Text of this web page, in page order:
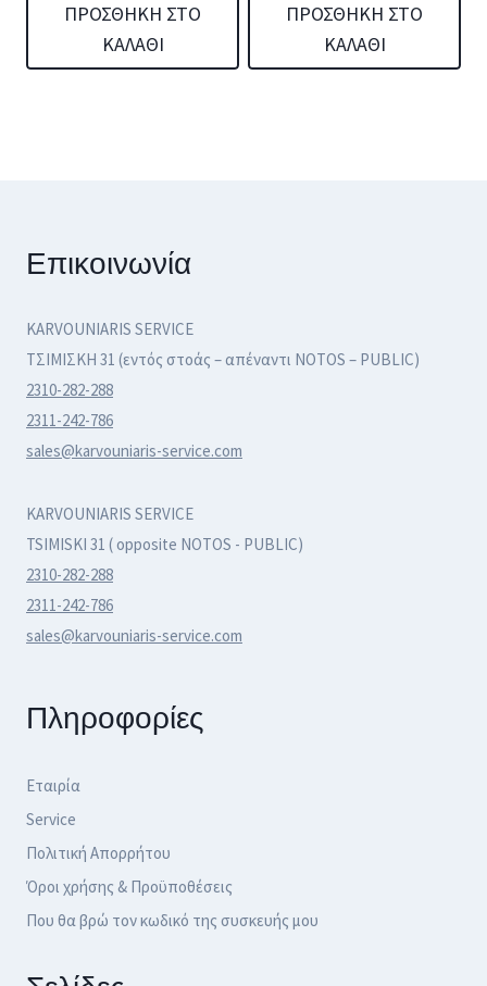
ΠΡΟΣΘΉΚΗ ΣΤΟ
ΚΑΛΆΘΙ
ΠΡΟΣΘΉΚΗ ΣΤΟ
ΚΑΛΆΘΙ
Επικοινωνία
KARVOUNIARIS SERVICE
ΤΣΙΜΙΣΚΗ 31 (εντός στοάς – απέναντι NOTOS – PUBLIC)
2310-282-288
2311-242-786
sales@karvouniaris-service.com
KARVOUNIARIS SERVICE
TSIMISKI 31 ( opposite NOTOS - PUBLIC)
2310-282-288
2311-242-786
sales@karvouniaris-service.com
Πληροφορίες
Εταιρία
Service
Πολιτική Απορρήτου
Όροι χρήσης & Προϋποθέσεις
Που θα βρώ τον κωδικό της συσκευής μου